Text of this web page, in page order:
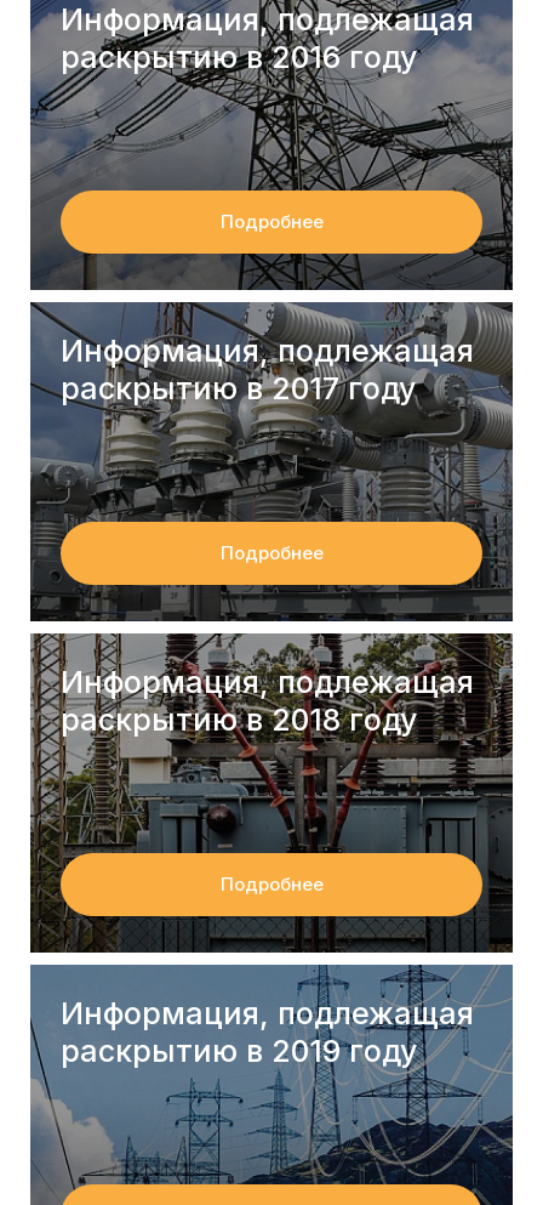
Информация, подлежащая
раскрытию в 2016 году
Подробнее
Информация, подлежащая
раскрытию в 2017 году
Подробнее
Информация, подлежащая
раскрытию в 2018 году
Подробнее
Информация, подлежащая
раскрытию в 2019 году